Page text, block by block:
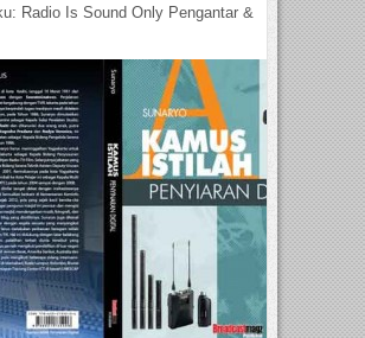
Radio Is Sound Only Pengantar &